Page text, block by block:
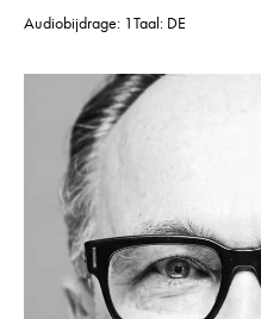
Audiobijdrage: 1Taal: DE